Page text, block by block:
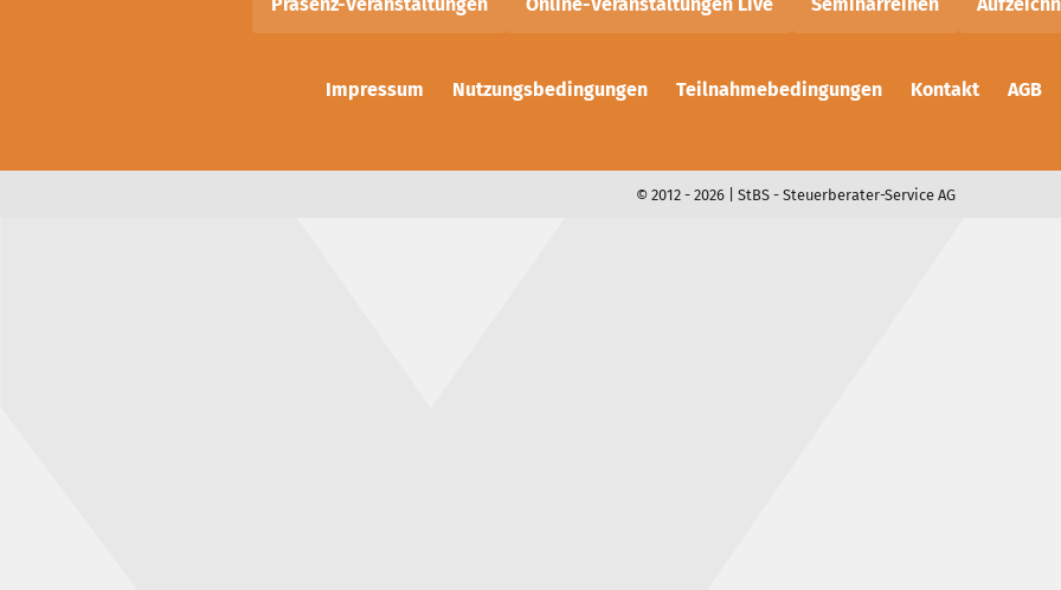
Impressum Nutzungsbedingungen Teilnahmebedingungen Kontakt AGB
© 2012 - 2026 | StBS - Steuerberater-Service AG